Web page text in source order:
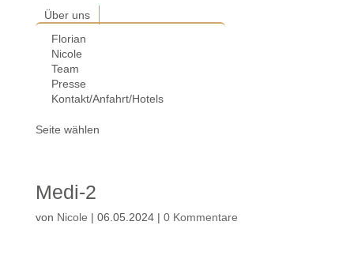
Über uns
Florian
Nicole
Team
Presse
Kontakt/Anfahrt/Hotels
Seite wählen
Medi-2
von Nicole | 06.05.2024| 0 Kommentare